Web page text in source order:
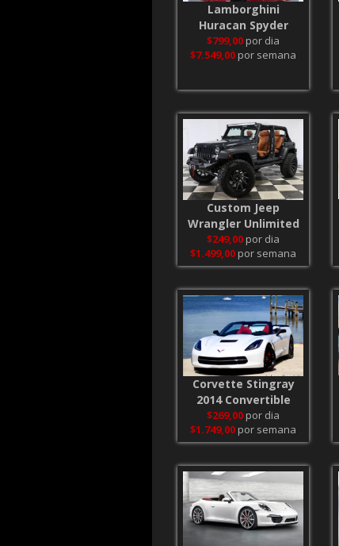
Lamborghini
Huracan Spyder
$799,00 por dia
$7.549,00 por semana
Custom Jeep
Wrangler Unlimited
$249,00 por dia
$1.499,00 por semana
Corvette Stingray
2014 Convertible
$269,00 por dia
$1.749,00 por semana